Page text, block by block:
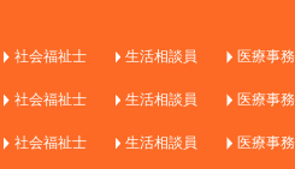
社会福祉士 生活相談員
医療事務
社会福祉士 生活相談員
医療事務
社会福祉士 生活相談員
医療事務